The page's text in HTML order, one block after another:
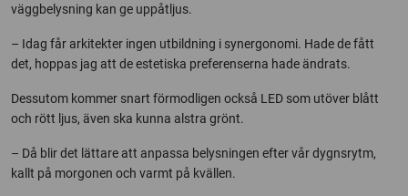
väggbelysning kan ge uppåtljus.
– Idag får arkitekter ingen utbildning i synergonomi. Hade de fått
det, hoppas jag att de estetiska preferenserna hade ändrats.
Dessutom kommer snart förmodligen också LED som utöver blått
och rött ljus, även ska kunna alstra grönt.
– Då blir det lättare att anpassa belysningen efter vår dygnsrytm,
kallt på morgonen och varmt på kvällen.